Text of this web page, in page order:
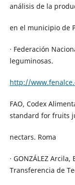
análisis de la
en el municipio de
· Federación
leguminosas.
http://
FAO, Codex
standard for fruits
nectars. Roma
· GONZÁLEZ
Transferencia de